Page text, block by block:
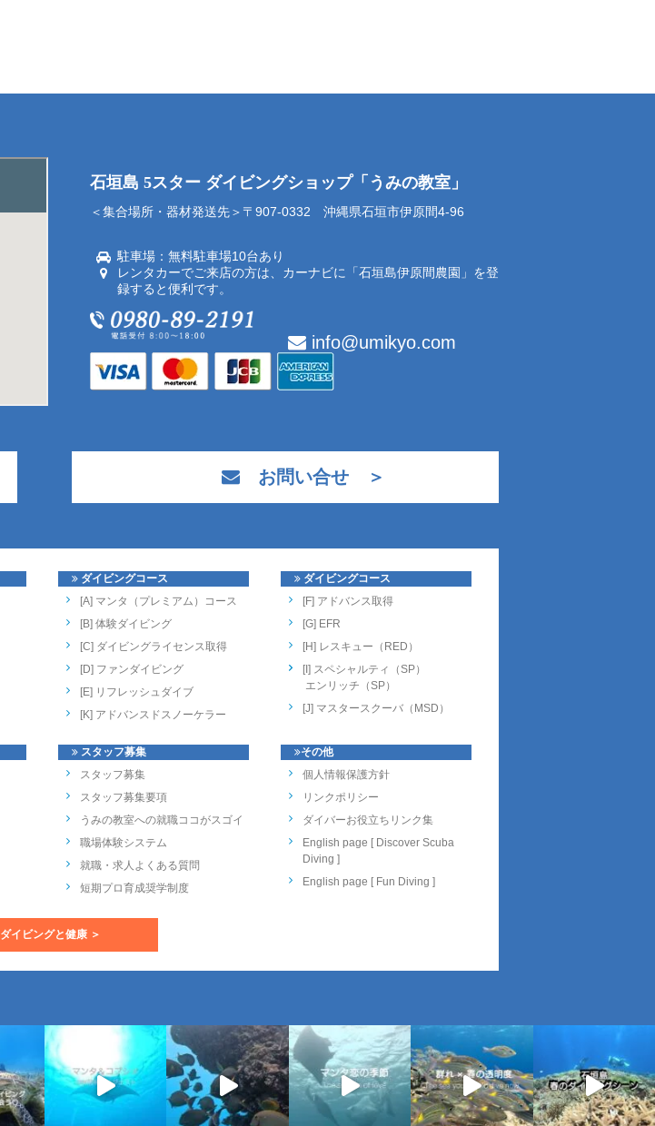
石垣島 5スター ダイビングショップ「うみの教室」
＜集合場所・器材発送先＞〒907-0332 沖縄県石垣市伊原間4-96
駐車場：無料駐車場10台あり
レンタカーでご来店の方は、カーナビに「石垣島伊原間農園」を登
録すると便利です。
info@umikyo.com
お問い合せ ＞
ダイビングコース
[A] マンタ（プレミアム）コース
[B] 体験ダイビング
[C] ダイビングライセンス取得
[D] ファンダイビング
[E] リフレッシュダイブ
[K] アドバンスドスノーケラー
スタッフ募集
スタッフ募集
スタッフ募集要項
うみの教室への就職ココがスゴイ
職場体験システム
就職・求人よくある質問
短期プロ育成奨学制度
ダイビングコース
[F] アドバンス取得
[G] EFR
[H] レスキュー（RED）
[I] スペシャルティ（SP）
エンリッチ（SP）
[J] マスタースクーバ（MSD）
その他
個人情報保護方針
リンクポリシー
ダイバーお役立ちリンク集
English page [ Discover Scuba
Diving ]
English page [ Fun Diving ]
ダイビングと健康 ＞